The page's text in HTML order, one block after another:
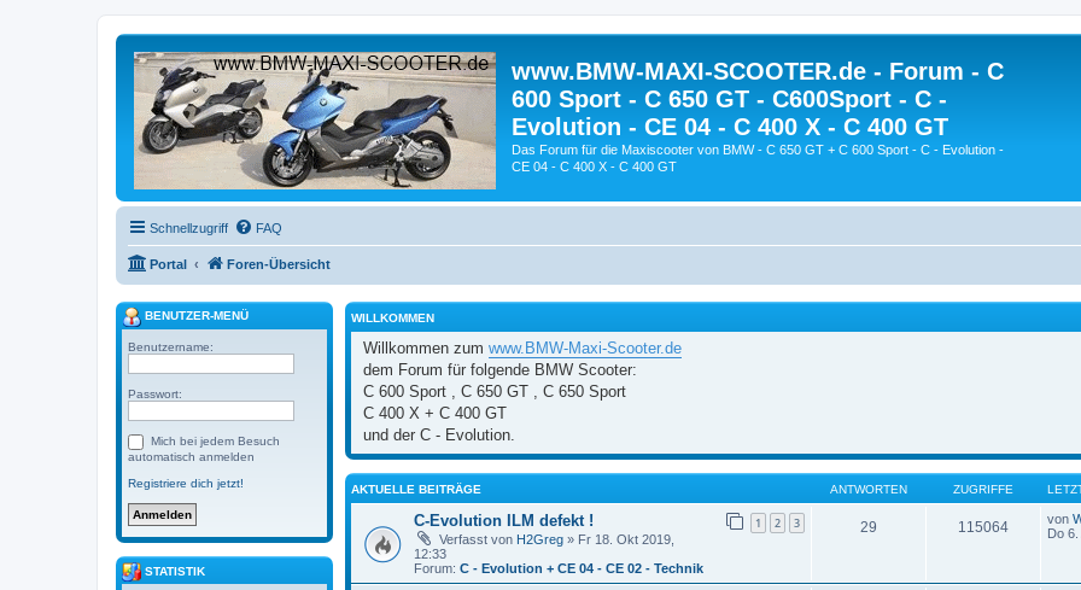
www.BMW-MAXI-SCOOTER.de - Forum - C
600 Sport - C 650 GT - C600Sport - C -
Evolution - CE 04 - C 400 X - C 400 GT
Das Forum für die Maxiscooter von BMW - C 650 GT + C 600 Sport - C - Evolution -
CE 04 - C 400 X - C 400 GT
Schnellzugriff FAQ
Portal Foren-Übersicht
WILLKOMMEN
Willkommen zum www.BMW-Maxi-Scooter.de
dem Forum für folgende BMW Scooter:
C 600 Sport , C 650 GT , C 650 Sport
C 400 X + C 400 GT
und der C - Evolution.
AKTUELLE BEITRÄGE ANTWORTEN ZUGRIFFE
C-Evolution ILM defekt ! 1 2 3
Verfasst von H2Greg » Fr 18. Okt 2019,
12:33
Forum: C - Evolution + CE 04 - CE 02 - Technik
29 115064 von
Do
BENUTZER-MENÜ
Benutzername:
Passwort:
Mich bei jedem Besuch
automatisch anmelden
Registriere dich jetzt!
STATISTIK